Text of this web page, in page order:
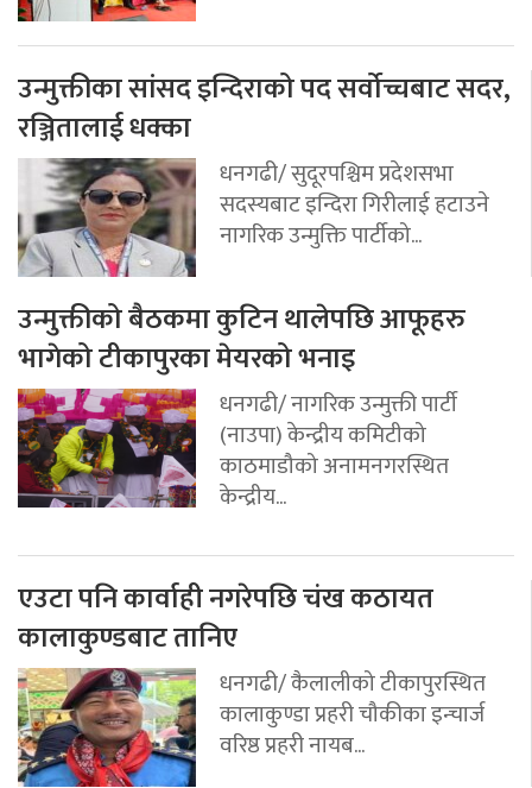
उन्मुक्तीका सांसद इन्दिराको पद सर्वोच्चबाट सदर,
रञ्जितालाई धक्का
धनगढी/ सुदूरपश्चिम प्रदेशसभा
सदस्यबाट इन्दिरा गिरीलाई हटाउने
नागरिक उन्मुक्ति पार्टीको...
उन्मुक्तीको बैठकमा कुटिन थालेपछि आफूहरु
भागेको टीकापुरका मेयरको भनाइ
धनगढी/ नागरिक उन्मुक्ती पार्टी
(नाउपा) केन्द्रीय कमिटीको
काठमाडौको अनामनगरस्थित
केन्द्रीय...
एउटा पनि कार्वाही नगरेपछि चंख कठायत
कालाकुण्डबाट तानिए
धनगढी/ कैलालीको टीकापुरस्थित
कालाकुण्डा प्रहरी चौकीका इन्चार्ज
वरिष्ठ प्रहरी नायब...